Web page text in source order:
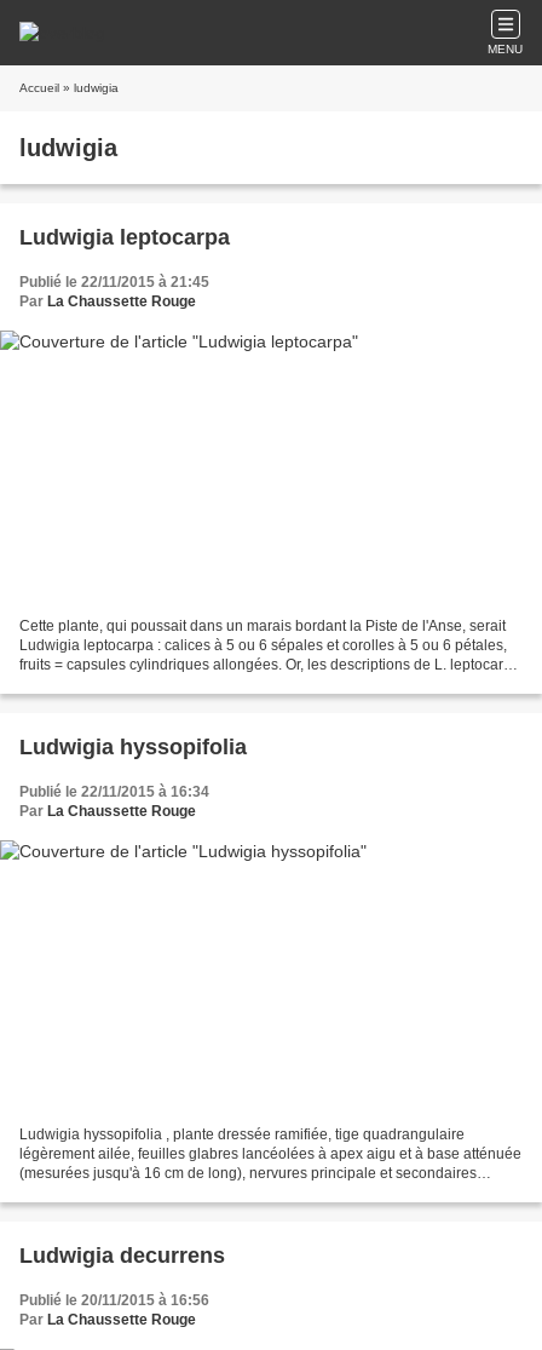
MENU
Accueil » ludwigia
ludwigia
Ludwigia leptocarpa
Publié le 22/11/2015 à 21:45
Par La Chaussette Rouge
Cette plante, qui poussait dans un marais bordant la Piste de l'Anse, serait
Ludwigia leptocarpa : calices à 5 ou 6 sépales et corolles à 5 ou 6 pétales,
fruits = capsules cylindriques allongées. Or, les descriptions de L. leptocarpa
Ludwigia hyssopifolia
Publié le 22/11/2015 à 16:34
Par La Chaussette Rouge
Ludwigia hyssopifolia , plante dressée ramifiée, tige quadrangulaire
légèrement ailée, feuilles glabres lancéolées à apex aigu et à base atténuée
(mesurées jusqu'à 16 cm de long), nervures principale et secondaires
Ludwigia decurrens
Publié le 20/11/2015 à 16:56
Par La Chaussette Rouge